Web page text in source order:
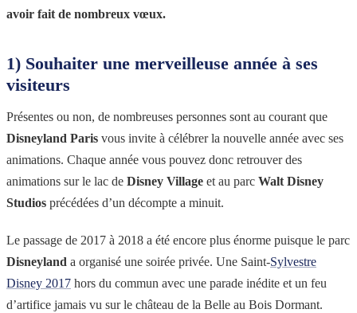
avoir fait de nombreux vœux.
1) Souhaiter une merveilleuse année à ses
visiteurs
Présentes ou non, de nombreuses personnes sont au courant que
Disneyland Paris vous invite à célébrer la nouvelle année avec ses
animations. Chaque année vous pouvez donc retrouver des
animations sur le lac de Disney Village et au parc Walt Disney
Studios précédées d’un décompte a minuit.
Le passage de 2017 à 2018 a été encore plus énorme puisque le parc
Disneyland a organisé une soirée privée. Une Saint-Sylvestre
Disney 2017 hors du commun avec une parade inédite et un feu
d’artifice jamais vu sur le château de la Belle au Bois Dormant.